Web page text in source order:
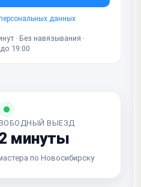
данных
· Без навязывания ·
19:00
ВЫЕЗД
минуты
по Новосибирску